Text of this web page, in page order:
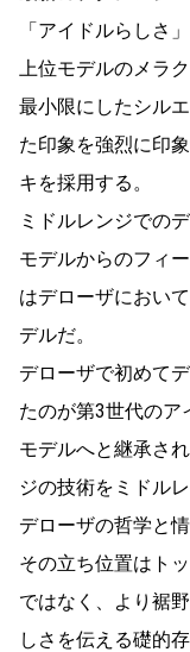
「アイドルらしさ
上位モデルのメラ
最小限にしたシル
た印象を強烈に印
キを採用する。
ミドルレンジでの
モデルからのフィ
はデローザにおい
デルだ。
デローザで初めて
たのが第3世代のア
モデルへと継承さ
ジの技術をミドル
デローザの哲学と
その立ち位置はト
ではなく、より裾
しさを伝える礎的